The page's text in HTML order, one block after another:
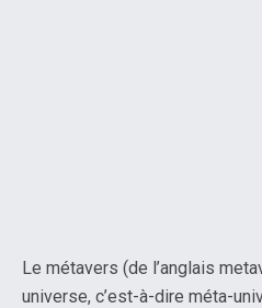
Le métavers (de l’anglais
universe, c’est-à-dire méta-